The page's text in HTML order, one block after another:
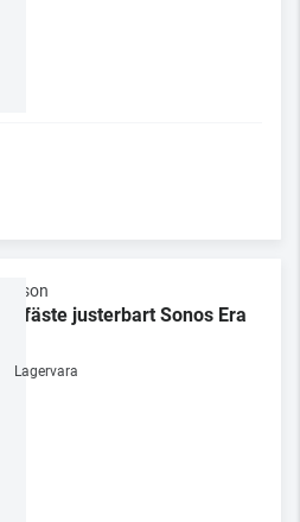
Flexson
Takfäste justerbart Sonos Era
Lagervara